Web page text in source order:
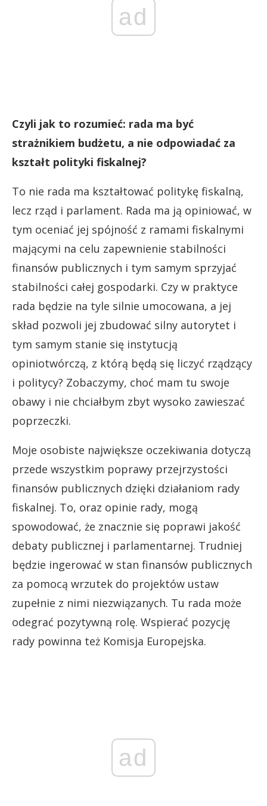
ad
Czyli jak to rozumieć: rada ma być
strażnikiem budżetu, a nie odpowiadać za
kształt polityki fiskalnej?
To nie rada ma kształtować politykę fiskalną,
lecz rząd i parlament. Rada ma ją opiniować, w
tym oceniać jej spójność z ramami fiskalnymi
mającymi na celu zapewnienie stabilności
finansów publicznych i tym samym sprzyjać
stabilności całej gospodarki. Czy w praktyce
rada będzie na tyle silnie umocowana, a jej
skład pozwoli jej zbudować silny autorytet i
tym samym stanie się instytucją
opiniotwórczą, z którą będą się liczyć rządzący
i politycy? Zobaczymy, choć mam tu swoje
obawy i nie chciałbym zbyt wysoko zawieszać
poprzeczki.
Moje osobiste największe oczekiwania dotyczą
przede wszystkim poprawy przejrzystości
finansów publicznych dzięki działaniom rady
fiskalnej. To, oraz opinie rady, mogą
spowodować, że znacznie się poprawi jakość
debaty publicznej i parlamentarnej. Trudniej
będzie ingerować w stan finansów publicznych
za pomocą wrzutek do projektów ustaw
zupełnie z nimi niezwiązanych. Tu rada może
odegrać pozytywną rolę. Wspierać pozycję
rady powinna też Komisja Europejska.
ad